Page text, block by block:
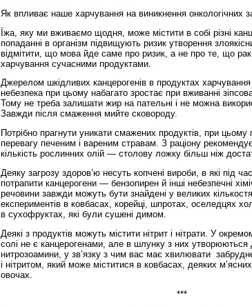
Як впливає наше харчування на виникнення онкологічних
Їжа, яку ми вживаємо щодня, може містити в собі різні
попаданні в організм підвищують ризик утворення
відмітити, що мова йде саме про ризик, а не про те, що рак
харчування сучасними продуктами.
Джерелом шкідливих канцерогенів в продуктах
небезпека при цьому набагато зростає при вживанні
Тому не треба залишати жир на пательні і не можна
Завжди після смаження мийте сковороду.
Потрібно прагнути уникати смажених продуктів, при цьому
перевагу печеним і вареним стравам. З раціону
кількість рослинних олій — столову ложку більш ніж
Деяку загрозу здоров’ю несуть копчені вироби, в які під
потрапити канцерогени — бензопирен й інші небезпечні
речовини завжди можуть бути знайдені у великих
експериментів в ковбасах, корейці, шпротах, оселедцях
в сухофруктах, які були сушені димом.
Деякі з продуктів можуть містити нітрит і нітрати. У
солі не є канцерогенами, але в шлунку з них утворюються
нитрозоамини, у зв’язку з чим вас має хвилювати
і нітритом, який може міститися в ковбасах, деяких
овочах.
***